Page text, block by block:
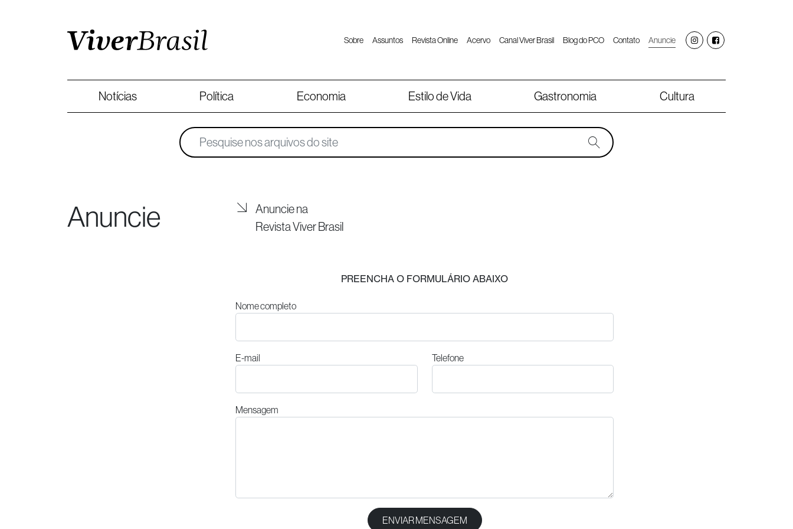
Sobre Assuntos Revista Online Acervo Canal Viver Brasil Blog do PCO Contato Anuncie
Notícias Política Economia Estilo de Vida Gastronomia Cultura
Anuncie
Anuncie na
Revista Viver Brasil
PREENCHA O FORMULÁRIO ABAIXO
Nome completo
E-mail Telefone
Mensagem